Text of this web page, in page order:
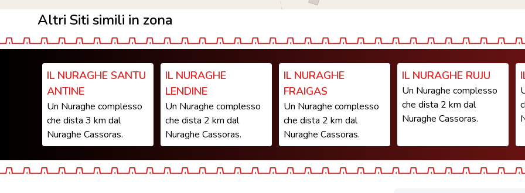
Altri Siti simili in zona
IL NURAGHE SANTU
ANTINE
Un Nuraghe complesso
che dista 3 km dal
Nuraghe Cassoras.
IL NURAGHE
LENDINE
Un Nuraghe complesso
che dista 2 km dal
Nuraghe Cassoras.
IL NURAGHE
FRAIGAS
Un Nuraghe complesso
che dista 2 km dal
Nuraghe Cassoras.
IL NURAGHE RUJU
Un Nuraghe complesso
che dista 2 km dal
Nuraghe Cassoras.